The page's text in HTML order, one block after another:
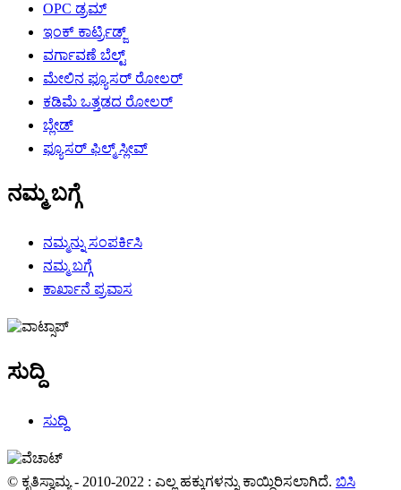
OPC ಡ್ರಮ್
ಇಂಕ್ ಕಾರ್ಟ್ರಿಡ್ಜ್
ವರ್ಗಾವಣೆ ಬೆಲ್ಟ್
ಮೇಲಿನ ಫ್ಯೂಸರ್ ರೋಲರ್
ಕಡಿಮೆ ಒತ್ತಡದ ರೋಲರ್
ಬ್ಲೇಡ್
ಫ್ಯೂಸರ್ ಫಿಲ್ಮ್ ಸ್ಲೀವ್
ನಮ್ಮ ಬಗ್ಗೆ
ನಮ್ಮನ್ನು ಸಂಪರ್ಕಿಸಿ
ನಮ್ಮ ಬಗ್ಗೆ
ಕಾರ್ಖಾನೆ ಪ್ರವಾಸ
ಸುದ್ದಿ
ಸುದ್ದಿ
© ಕೃತಿಸ್ವಾಮ್ಯ - 2010-2022 : ಎಲ್ಲ ಹಕ್ಕುಗಳನ್ನು ಕಾಯ್ದಿರಿಸಲಾಗಿದೆ. ಬಿಸಿ